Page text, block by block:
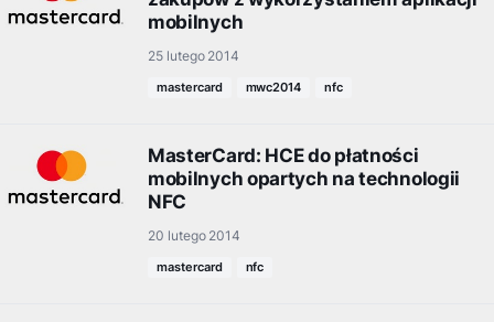
mobilnych
25 lutego 2014
mastercard mwc2014 nfc
MasterCard: HCE do płatności
mobilnych opartych na technologii
NFC
20 lutego 2014
mastercard nfc